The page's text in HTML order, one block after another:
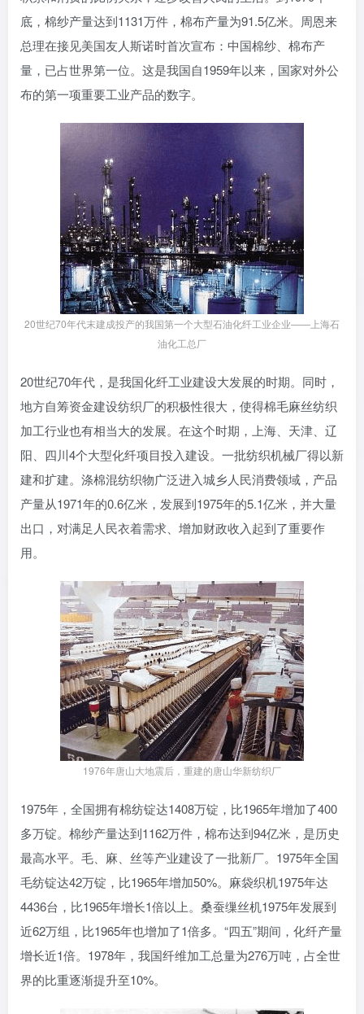
底，棉纱产量达到1131万件，棉布产量为91.5亿米。周恩来
总理在接见美国友人斯诺时首次宣布：中国棉纱、棉布产
量，已占世界第一位。这是我国自1959年以来，国家对外公
布的第一项重要工业产品的数字。
20世纪70年代末建成投产的我国第一个大型石油化纤工业企业——上海石
油化工总厂
20世纪70年代，是我国化纤工业建设大发展的时期。同时，
地方自筹资金建设纺织厂的积极性很大，使得棉毛麻丝纺织
加工行业也有相当大的发展。在这个时期，上海、天津、辽
阳、四川4个大型化纤项目投入建设。一批纺织机械厂得以新
建和扩建。涤棉混纺织物广泛进入城乡人民消费领域，产品
产量从1971年的0.6亿米，发展到1975年的5.1亿米，并大量
出口，对满足人民衣着需求、增加财政收入起到了重要作
用。
1976年唐山大地震后，重建的唐山华新纺织厂
1975年，全国拥有棉纺锭达1408万锭，比1965年增加了400
多万锭。棉纱产量达到1162万件，棉布达到94亿米，是历史
最高水平。毛、麻、丝等产业建设了一批新厂。1975年全国
毛纺锭达42万锭，比1965年增加50%。麻袋织机1975年达
4436台，比1965年增长1倍以上。桑蚕缫丝机1975年发展到
近62万组，比1965年也增加了1倍多。“四五”期间，化纤产量
增长近1倍。1978年，我国纤维加工总量为276万吨，占全世
界的比重逐渐提升至10%。